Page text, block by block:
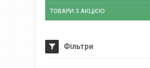
ТОВАРИ З АКЦіЄЮ
Фільтри